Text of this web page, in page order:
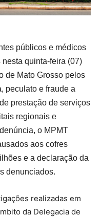
públicos e médicos
quinta-feira (07)
de Mato Grosso pelos
peculato e fraude a
prestação de serviços
regionais e
o MPMT
aos cofres
e a declaração da
denunciados.
realizadas em
da Delegacia de